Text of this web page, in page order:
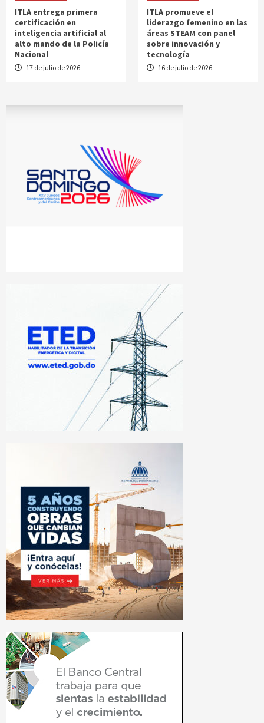
ITLA entrega primera
certificación en
inteligencia artificial al
alto mando de la Policía
Nacional
17 de julio de 2026
ITLA promueve el
liderazgo femenino en las
áreas STEAM con panel
sobre innovación y
tecnología
16 de julio de 2026